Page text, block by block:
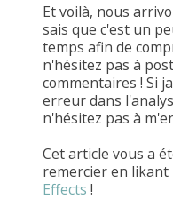
Et voilà, nous
sais que c'est un
temps afin de
n'hésitez pas à
commentaires ! Si
erreur dans
n'hésitez pas à
Cet article vous a
remercier en likant
Effects !